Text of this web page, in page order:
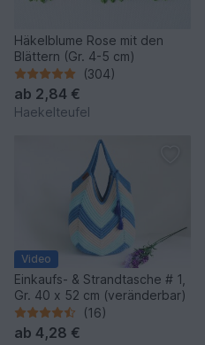
Häkelblume Rose mit den
Blättern (Gr. 4-5 cm)
(304)
ab 2,84 €
Haekelteufel
Video
Einkaufs- & Strandtasche # 1,
Gr. 40 x 52 cm (veränderbar)
(16)
ab 4,28 €